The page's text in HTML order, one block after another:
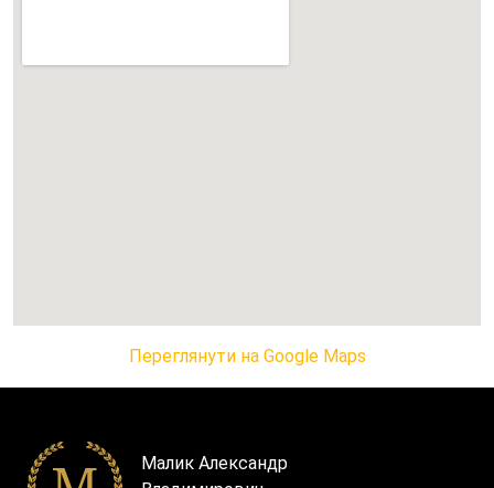
Переглянути на Google Maps
Малик Александр